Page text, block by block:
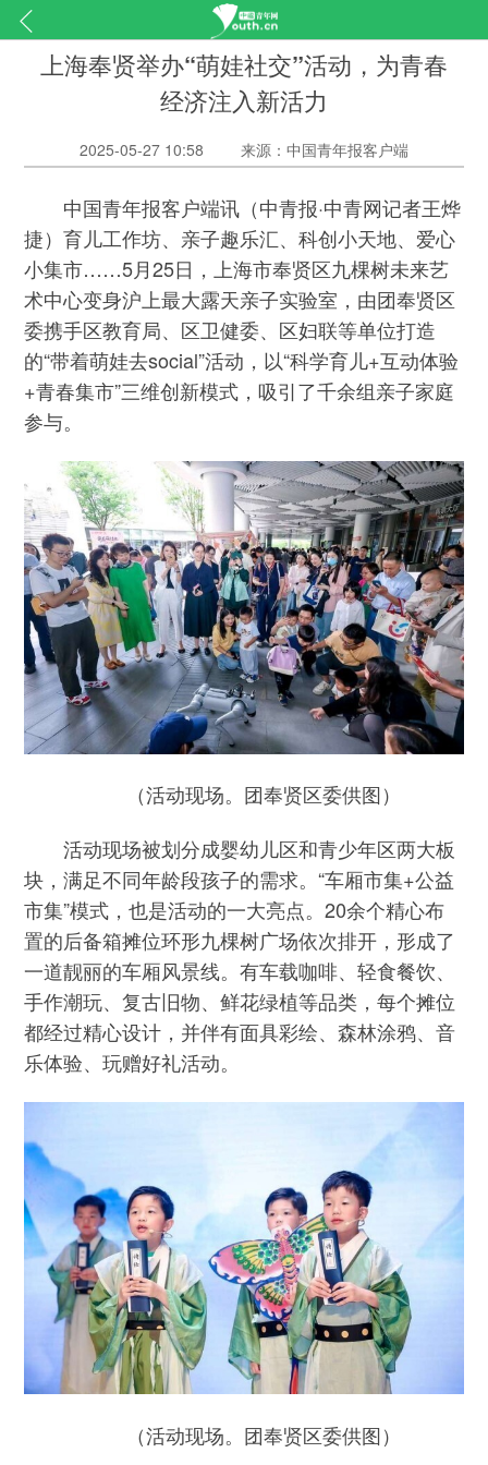
上海奉贤举办“萌娃社交”活动，为青春
经济注入新活力
2025-05-27 10:58 来源：中国青年报客户端
中国青年报客户端讯（中青报·中青网记者王烨
捷）育儿工作坊、亲子趣乐汇、科创小天地、爱心
小集市……5月25日，上海市奉贤区九棵树未来艺
术中心变身沪上最大露天亲子实验室，由团奉贤区
委携手区教育局、区卫健委、区妇联等单位打造
的“带着萌娃去social”活动，以“科学育儿+互动体验
+青春集市”三维创新模式，吸引了千余组亲子家庭
参与。
（活动现场。团奉贤区委供图）
活动现场被划分成婴幼儿区和青少年区两大板
块，满足不同年龄段孩子的需求。“车厢市集+公益
市集”模式，也是活动的一大亮点。20余个精心布
置的后备箱摊位环形九棵树广场依次排开，形成了
一道靓丽的车厢风景线。有车载咖啡、轻食餐饮、
手作潮玩、复古旧物、鲜花绿植等品类，每个摊位
都经过精心设计，并伴有面具彩绘、森林涂鸦、音
乐体验、玩赠好礼活动。
（活动现场。团奉贤区委供图）